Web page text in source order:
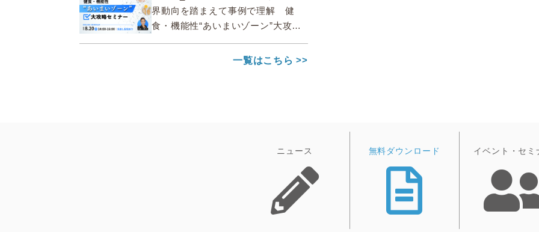
界動向を踏まえて事例で理解 健
食・機能性“あいまいゾーン”大攻略
セミナー
一覧はこちら
ニュース 無料ダウンロード イベント・セミ